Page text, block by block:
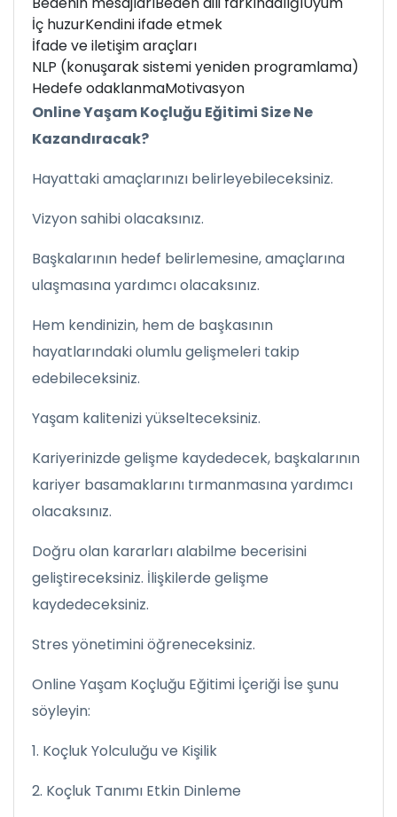
İç huzurKendini ifade etmek
İfade ve iletişim araçları
NLP (konuşarak sistemi yeniden programlama)
Hedefe odaklanmaMotivasyon
Online Yaşam Koçluğu Eğitimi Size Ne
Kazandıracak?
Hayattaki amaçlarınızı belirleyebileceksiniz.
Vizyon sahibi olacaksınız.
Başkalarının hedef belirlemesine, amaçlarına
ulaşmasına yardımcı olacaksınız.
Hem kendinizin, hem de başkasının
hayatlarındaki olumlu gelişmeleri takip
edebileceksiniz.
Yaşam kalitenizi yükselteceksiniz.
Kariyerinizde gelişme kaydedecek, başkalarının
kariyer basamaklarını tırmanmasına yardımcı
olacaksınız.
Doğru olan kararları alabilme becerisini
geliştireceksiniz. İlişkilerde gelişme
kaydedeceksiniz.
Stres yönetimini öğreneceksiniz.
Online Yaşam Koçluğu Eğitimi İçeriği İse şunu
söyleyin:
1. Koçluk Yolculuğu ve Kişilik
2. Koçluk Tanımı Etkin Dinleme